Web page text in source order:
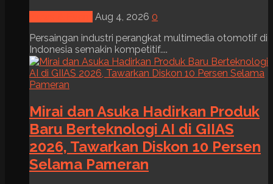
Aug 4, 2026 0
Persaingan industri perangkat multimedia otomotif di
Indonesia semakin kompetitif....
Mirai dan Asuka Hadirkan Produk
Baru Berteknologi AI di GIIAS
2026, Tawarkan Diskon 10 Persen
Selama Pameran